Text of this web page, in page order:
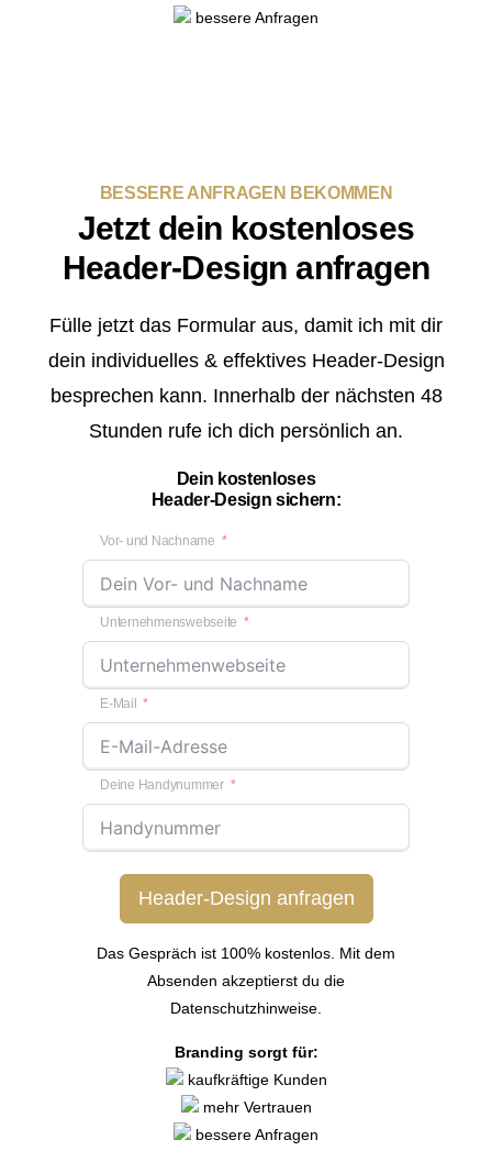
bessere Anfragen
BESSERE ANFRAGEN BEKOMMEN
Jetzt dein kostenloses
Header-Design anfragen
Fülle jetzt das Formular aus, damit ich mit dir
dein individuelles & effektives Header-Design
besprechen kann. Innerhalb der nächsten 48
Stunden rufe ich dich persönlich an.
Dein kostenloses
Header-Design sichern:
Vor- und Nachname
Unternehmenswebseite
E-Mail
Deine Handynummer
Header-Design anfragen
Das Gespräch ist 100% kostenlos. Mit dem
Absenden akzeptierst du die
Datenschutzhinweise.
Branding sorgt für:
kaufkräftige Kunden
mehr Vertrauen
bessere Anfragen